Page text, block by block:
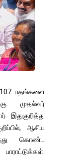
107 பதங்களை
முதல்வர்
இதுகுறித்து
ஆசிய
கொண்ட